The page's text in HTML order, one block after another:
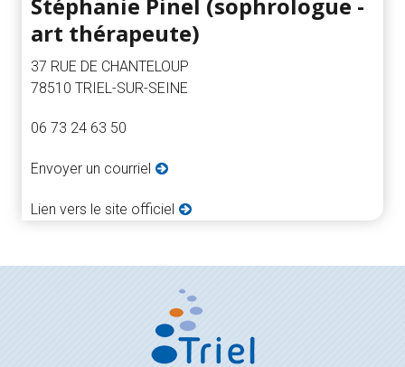
art thérapeute)
37 RUE DE CHANTELOUP
78510 TRIEL-SUR-SEINE
06 73 24 63 50
Envoyer un courriel
Lien vers le site officiel